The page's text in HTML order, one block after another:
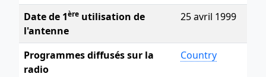
Date de 1ère utilisation de
l'antenne
25 avril 1999
Programmes diffusés sur la
radio
Country